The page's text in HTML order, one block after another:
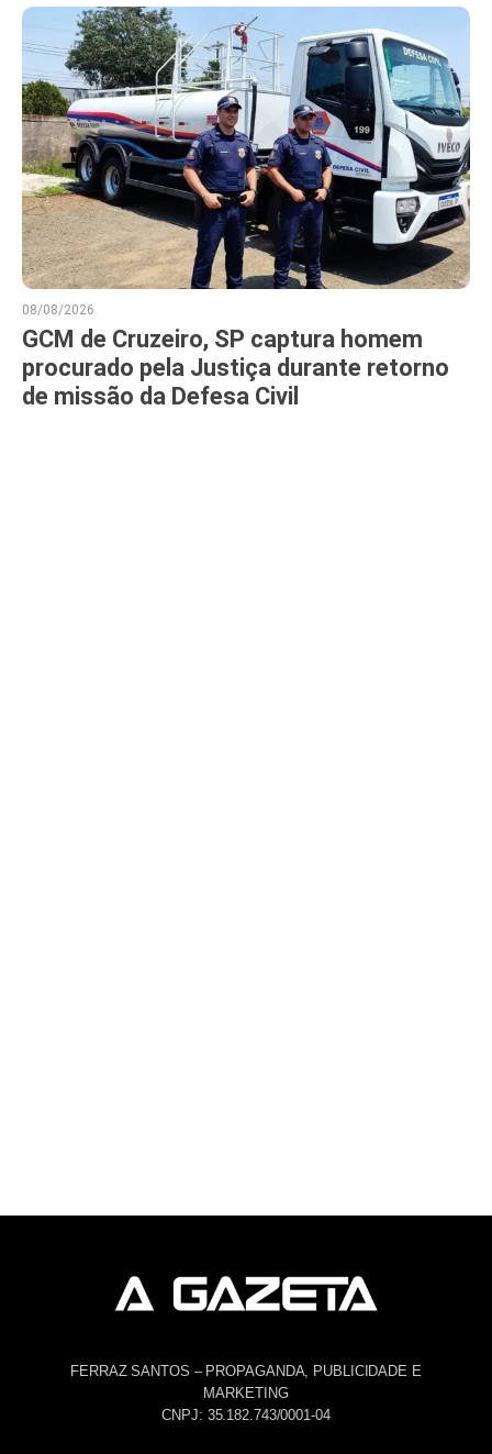
08/08/2026
GCM de Cruzeiro, SP captura homem
procurado pela Justiça durante retorno
de missão da Defesa Civil
FERRAZ SANTOS – PROPAGANDA, PUBLICIDADE E
MARKETING
CNPJ: 35.182.743/0001-04